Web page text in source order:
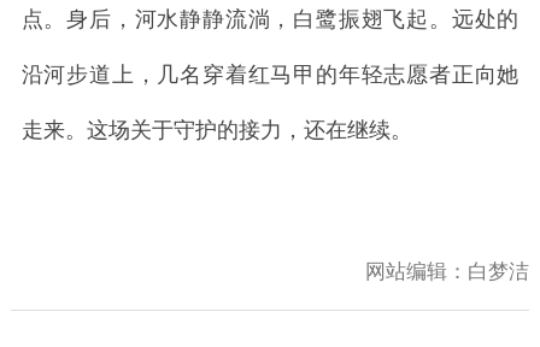
点。身后，河水静静流淌，白鹭振翅飞起。远处的
沿河步道上，几名穿着红马甲的年轻志愿者正向她
走来。这场关于守护的接力，还在继续。
网站编辑： 白梦洁